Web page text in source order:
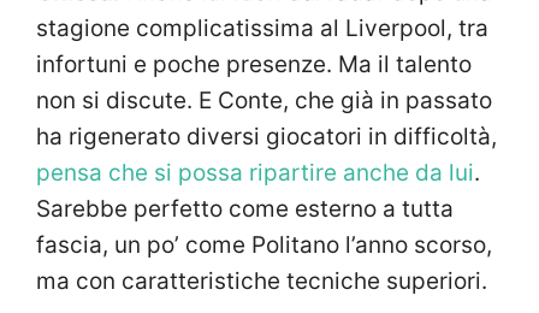
stagione complicatissima al Liverpool, tra
infortuni e poche presenze. Ma il talento
non si discute. E Conte, che già in passato
ha rigenerato diversi giocatori in difficoltà,
pensa che si possa ripartire anche da lui.
Sarebbe perfetto come esterno a tutta
fascia, un po’ come Politano l’anno scorso,
ma con caratteristiche tecniche superiori.